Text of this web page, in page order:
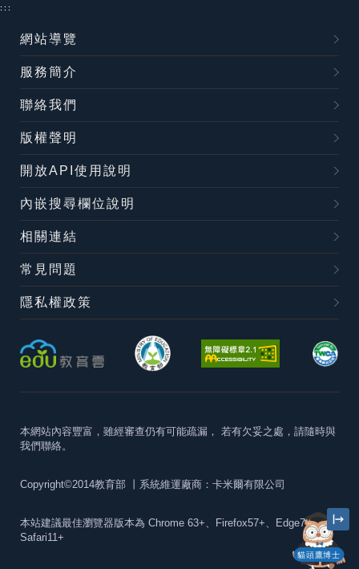
貓頭鷹博士
:::
網站導覽
服務簡介
聯絡我們
版權聲明
開放API使用說明
內嵌搜尋欄位說明
相關連結
常見問題
隱私權政策
本網站內容豐富，雖經審查仍有可能疏漏， 若有欠妥之處，請隨時與
我們聯絡。
Copyright©2014教育部 丨系統維運廠商：卡米爾有限公司
本站建議最佳瀏覽器版本為 Chrome 63+、Firefox57+、Edge79+及
Safari11+